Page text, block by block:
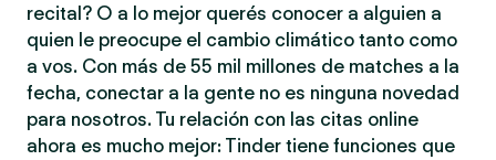
recital? O a lo mejor querés conocer a alguien a
quien le preocupe el cambio climático tanto como
a vos. Con más de 55 mil millones de matches a la
fecha, conectar a la gente no es ninguna novedad
para nosotros. Tu relación con las citas online
ahora es mucho mejor: Tinder tiene funciones que